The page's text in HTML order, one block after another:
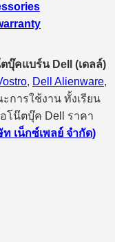
บุ๊คแบร์น Dell (เดลล์)
, Dell Alienware,
การใช้งาน ทั้งเรียน
โน๊ตบุ๊ค Dell ราคา
เน็กซ์เพลย์ จำกัด)